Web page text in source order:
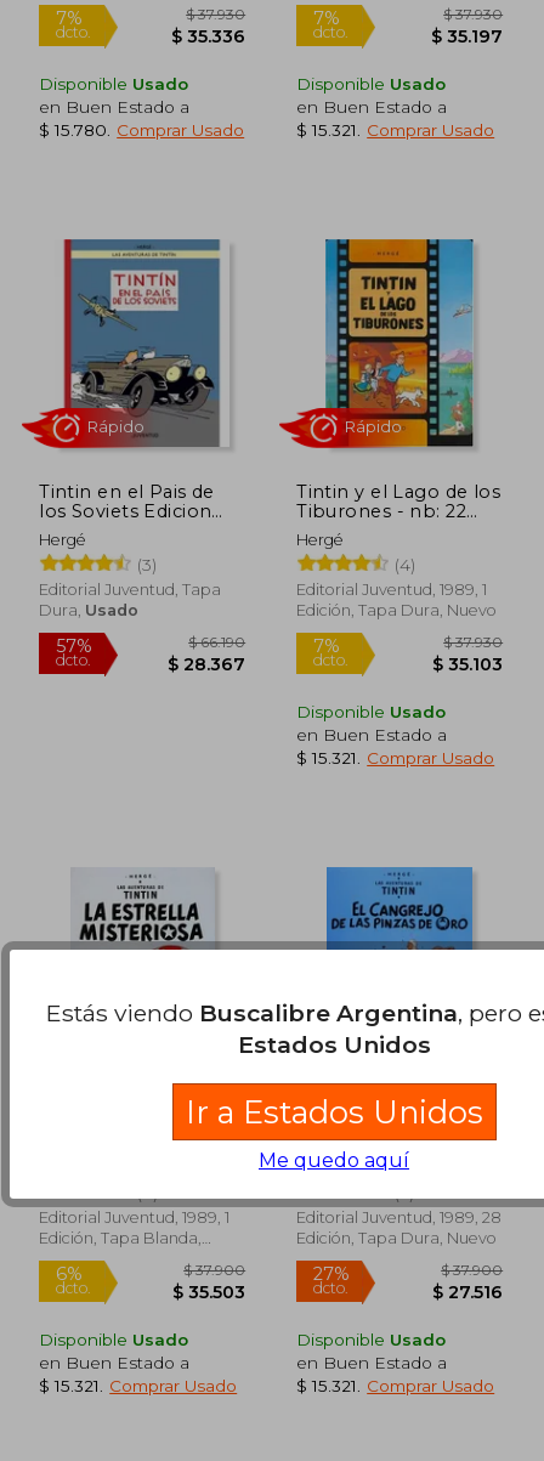
6%
dcto. $ 27.954
Rápido
4%
dcto.
Rápido
$ 37.930
$ 35.336
Disponible Usado
en Buen Estado a
$ 15.780
Comprar Usado
7%
dcto.
$
$
Disponible Usado
en Buen Estado a
$ 15.321
Comprar Usado
Tintin en el Pais de
los Soviets Edicion
Especial a Color
Hergé
(3)
Editorial Juventud, Tapa
Dura, Usado
Tintin y el Lago de los
Tiburones - nb: 22
Encuader
Hergé
(4)
Editorial Juventud, 1989, 1
Edición, Tapa Dura, Nuevo
Disponible Usado
en Buen Estado a
$ 15.321
Comprar Usado
La Estrella Misteriosa
(Las Aventuras de
Editorial Juventud, 1989, 1
Edición, Tapa Blanda,
Nuevo
Disponible Usado
en Buen Estado a
$ 15.321
Comprar Usado
El cangrejo de las
pinzas de oro
Hergé
Editorial Juventud, 1989, 28
Edición, Tapa Dura, Nuevo
Disponible Usado
en Buen Estado a
$ 15.321
Comprar Usado
Estás viendo Buscalibre Argentina, pero
Estados Unidos
Ir a Estados Unidos
Me quedo aquí